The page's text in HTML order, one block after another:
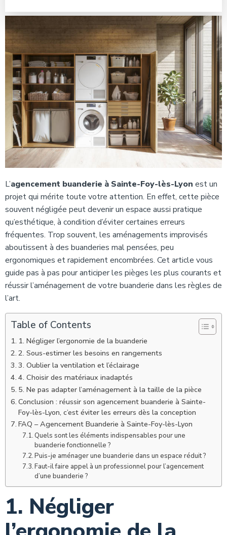
L’agencement buanderie à Sainte-Foy-lès-Lyon est un
projet qui mérite toute votre attention. En effet, cette pièce
souvent négligée peut devenir un espace aussi pratique
qu’esthétique, à condition d’éviter certaines erreurs
fréquentes. Trop souvent, les aménagements improvisés
aboutissent à des buanderies mal pensées, peu
ergonomiques et rapidement encombrées. Cet article vous
guide pas à pas pour anticiper les pièges les plus courants et
réussir l’aménagement de votre buanderie dans les règles de
l’art.
Table of Contents
1. Négliger l’ergonomie de la buanderie
2. Sous-estimer les besoins en rangements
3. Oublier la ventilation et l’éclairage
4. Choisir des matériaux inadaptés
5. Ne pas adapter l’aménagement à la taille de la pièce
Conclusion : réussir son agencement buanderie à Sainte-
Foy-lès-Lyon, c’est éviter les erreurs dès la conception
FAQ – Agencement Buanderie à Sainte-Foy-lès-Lyon
Quels sont les éléments indispensables pour une
buanderie fonctionnelle ?
Puis-je aménager une buanderie dans un espace réduit ?
Faut-il faire appel à un professionnel pour l’agencement
d’une buanderie ?
1. Négliger